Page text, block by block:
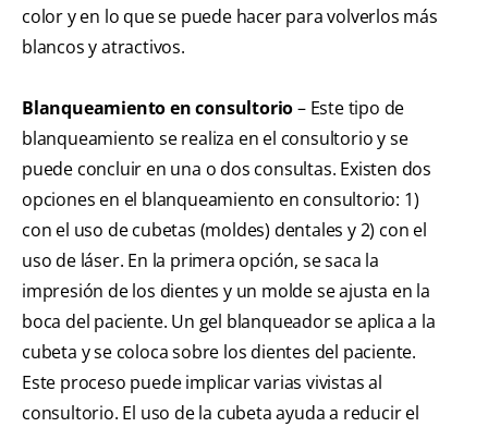
color y en lo que se puede hacer para volverlos más
blancos y atractivos.
Blanqueamiento en consultorio– Este tipo de
blanqueamiento se realiza en el consultorio y se
puede concluir en una o dos consultas. Existen dos
opciones en el blanqueamiento en consultorio: 1)
con el uso de cubetas (moldes) dentales y 2) con el
uso de láser. En la primera opción, se saca la
impresión de los dientes y un molde se ajusta en la
boca del paciente. Un gel blanqueador se aplica a la
cubeta y se coloca sobre los dientes del paciente.
Este proceso puede implicar varias vivistas al
consultorio. El uso de la cubeta ayuda a reducir el